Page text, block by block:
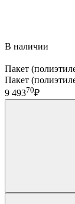
В наличии
Пакет
Пакет
9 49370₽